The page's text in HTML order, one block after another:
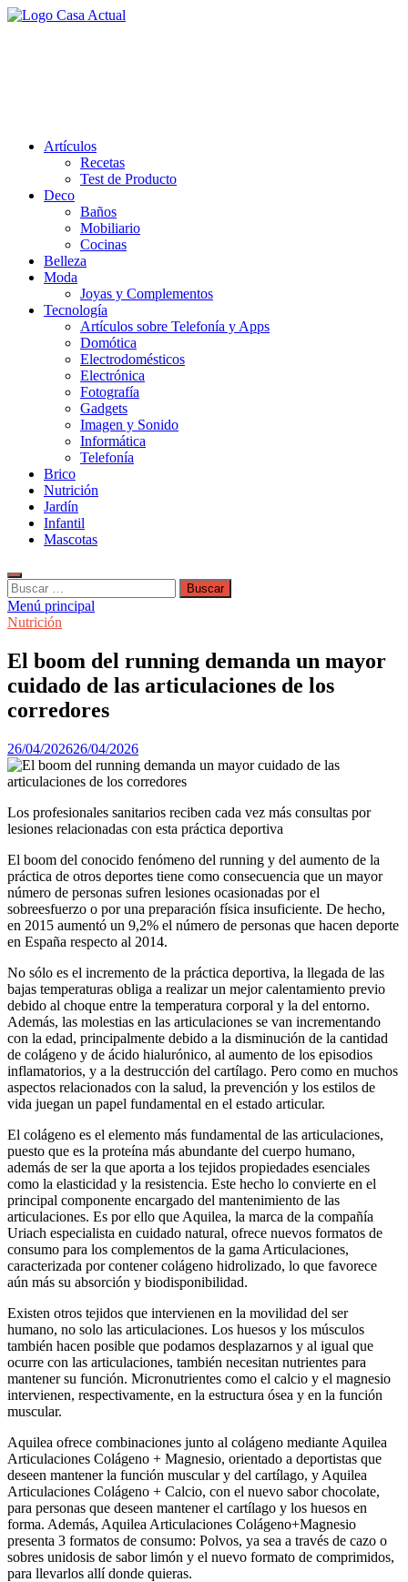
Saltar
Artículos
Recetas
Test de Producto
Deco
Baños
Mobiliario
Cocinas
Belleza
Moda
Joyas y Complementos
Tecnología
Artículos sobre Telefonía y Apps
Domótica
Electrodomésticos
Electrónica
Fotografía
Gadgets
Imagen y Sonido
Informática
Telefonía
Brico
Nutrición
Jardín
Infantil
Mascotas
Buscar:
Menú principal
Nutrición
El boom del running demanda un mayor
cuidado de las articulaciones de los
corredores
26/04/202626/04/2026
Los profesionales sanitarios reciben cada vez más consultas por
lesiones relacionadas con esta práctica deportiva
El boom del conocido fenómeno del running y del aumento de la
práctica de otros deportes tiene como consecuencia que un mayor
número de personas sufren lesiones ocasionadas por el
sobreesfuerzo o por una preparación física insuficiente. De hecho,
en 2015 aumentó un 9,2% el número de personas que hacen deporte
en España respecto al 2014.
No sólo es el incremento de la práctica deportiva, la llegada de las
bajas temperaturas obliga a realizar un mejor calentamiento previo
debido al choque entre la temperatura corporal y la del entorno.
Además, las molestias en las articulaciones se van incrementando
con la edad, principalmente debido a la disminución de la cantidad
de colágeno y de ácido hialurónico, al aumento de los episodios
inflamatorios, y a la destrucción del cartílago. Pero como en muchos
aspectos relacionados con la salud, la prevención y los estilos de
vida juegan un papel fundamental en el estado articular.
El colágeno es el elemento más fundamental de las articulaciones,
puesto que es la proteína más abundante del cuerpo humano,
además de ser la que aporta a los tejidos propiedades esenciales
como la elasticidad y la resistencia. Este hecho lo convierte en el
principal componente encargado del mantenimiento de las
articulaciones. Es por ello que Aquilea, la marca de la compañía
Uriach especialista en cuidado natural, ofrece nuevos formatos de
consumo para los complementos de la gama Articulaciones,
caracterizada por contener colágeno hidrolizado, lo que favorece
aún más su absorción y biodisponibilidad.
Existen otros tejidos que intervienen en la movilidad del ser
humano, no solo las articulaciones. Los huesos y los músculos
también hacen posible que podamos desplazarnos y al igual que
ocurre con las articulaciones, también necesitan nutrientes para
mantener su función. Micronutrientes como el calcio y el magnesio
intervienen, respectivamente, en la estructura ósea y en la función
muscular.
Aquilea ofrece combinaciones junto al colágeno mediante Aquilea
Articulaciones Colágeno + Magnesio, orientado a deportistas que
deseen mantener la función muscular y del cartílago, y Aquilea
Articulaciones Colágeno + Calcio, con el nuevo sabor chocolate,
para personas que deseen mantener el cartílago y los huesos en
forma. Además, Aquilea Articulaciones Colágeno+Magnesio
presenta 3 formatos de consumo: Polvos, ya sea a través de cazo o
sobres unidosis de sabor limón y el nuevo formato de comprimidos,
para llevarlos allí donde quieras.